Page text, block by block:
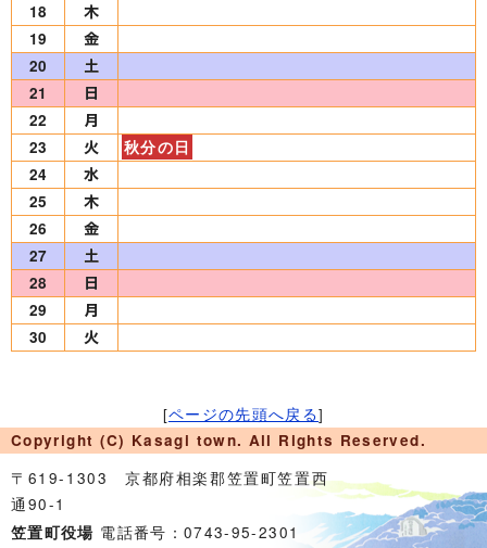
18
19
20
21
22
23
秋分の日
24
25
26
27
28
29
30
[ページの先頭へ戻る]
Copyright (C) Kasagi town. All Rights Reserved.
〒619-1303 京都府相楽郡笠置町笠置西
通90-1
笠置町役場 電話番号：0743-95-2301